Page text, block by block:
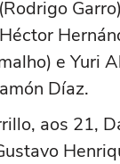
e Yuri
Díaz.
aos 21,